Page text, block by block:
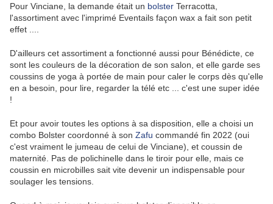
Pour Vinciane, la demande était un bolster Terracotta,
l'assortiment avec l'imprimé Eventails façon wax a fait son petit
effet ....
D'ailleurs cet assortiment a fonctionné aussi pour Bénédicte, ce
sont les couleurs de la décoration de son salon, et elle garde ses
coussins de yoga à portée de main pour caler le corps dès qu'elle
en a besoin, pour lire, regarder la télé etc ... c'est une super idée
!
Et pour avoir toutes les options à sa disposition, elle a choisi un
combo Bolster coordonné à son Zafu commandé fin 2022 (oui
c'est vraiment le jumeau de celui de Vinciane), et coussin de
maternité. Pas de polichinelle dans le tiroir pour elle, mais ce
coussin en microbilles sait vite devenir un indispensable pour
soulager les tensions.